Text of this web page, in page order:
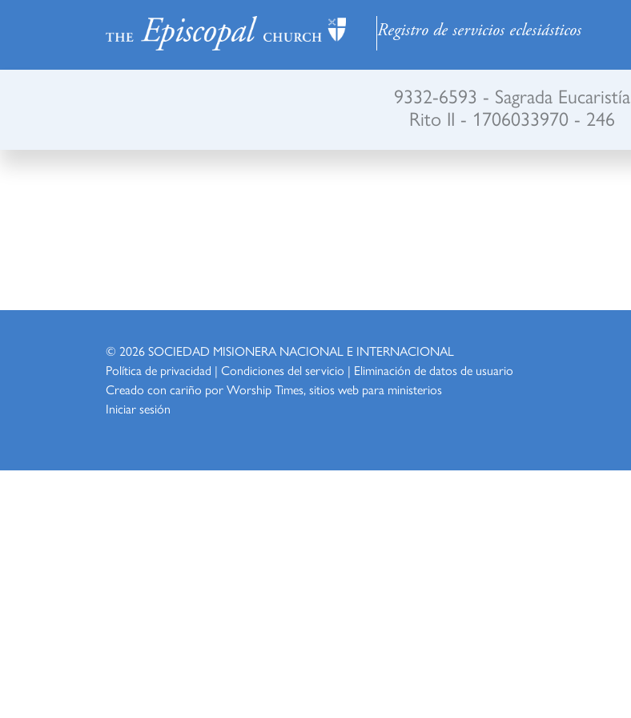
Registro de servicios eclesiásticos
9332-6593 - Sagrada Eucaristía
Rito II - 1706033970 - 246
© 2026 SOCIEDAD MISIONERA NACIONAL E INTERNACIONAL
Política de privacidad | Condiciones del servicio | Eliminación de datos de usuario
Creado con cariño por Worship Times, sitios web para ministerios
Iniciar sesión